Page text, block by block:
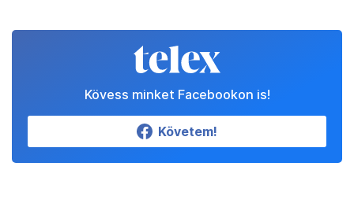
Kövess minket Facebookon is!
Követem!